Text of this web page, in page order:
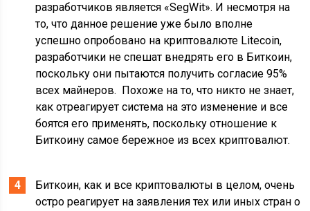
разработчиков является «SegWit». И несмотря на
то, что данное решение уже было вполне
успешно опробовано на криптовалюте Litecoin,
разработчики не спешат внедрять его в Биткоин,
поскольку они пытаются получить согласие 95%
всех майнеров. Похоже на то, что никто не знает,
как отреагирует система на это изменение и все
боятся его применять, поскольку отношение к
Биткоину самое бережное из всех криптовалют.
Биткоин, как и все криптовалюты в целом, очень
остро реагирует на заявления тех или иных стран о